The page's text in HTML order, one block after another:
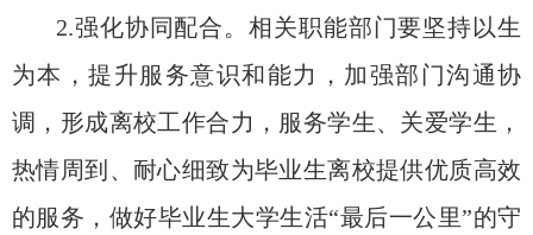
2.强化协同配合。相关职能部门要坚持以生
为本，提升服务意识和能力，加强部门沟通协
调，形成离校工作合力，服务学生、关爱学生，
热情周到、耐心细致为毕业生离校提供优质高效
的服务，做好毕业生大学生活“最后一公里”的守